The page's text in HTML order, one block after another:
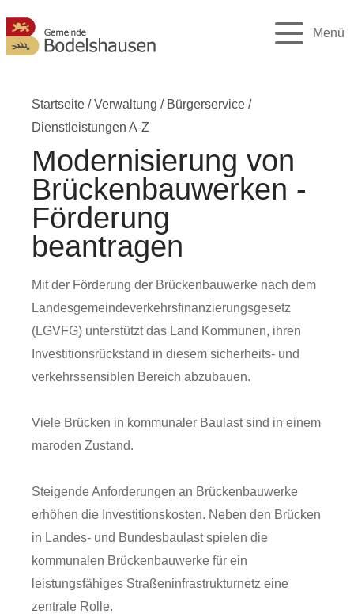
Menü
Startseite /Verwaltung / Bürgerservice /
Dienstleistungen A-Z
Modernisierung von
Brückenbauwerken -
Förderung
beantragen
Mit der Förderung der Brückenbauwerke nach dem
Landesgemeindeverkehrsfinanzierungsgesetz
(LGVFG) unterstützt das Land Kommunen, ihren
Investitionsrückstand in diesem sicherheits- und
verkehrssensiblen Bereich abzubauen.
Viele Brücken in kommunaler Baulast sind in einem
maroden Zustand.
Steigende Anforderungen an Brückenbauwerke
erhöhen die Investitionskosten. Neben den Brücken
in Landes- und Bundesbaulast spielen die
kommunalen Brückenbauwerke für ein
leistungsfähiges Straßeninfrastrukturnetz eine
zentrale Rolle.